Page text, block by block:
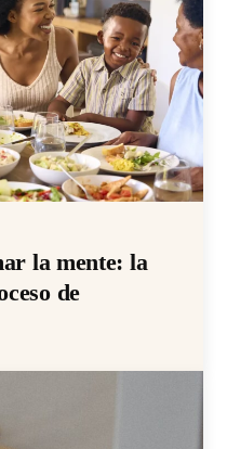
la mente: la
de